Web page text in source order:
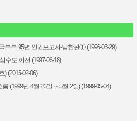
부부 95년 인권보고서-남한편① (1996-03-29)
수도 여전 (1997-06-18)
) (2015-02-06)
(1999년 4월 26일 ∼ 5월 2일) (1999-05-04)